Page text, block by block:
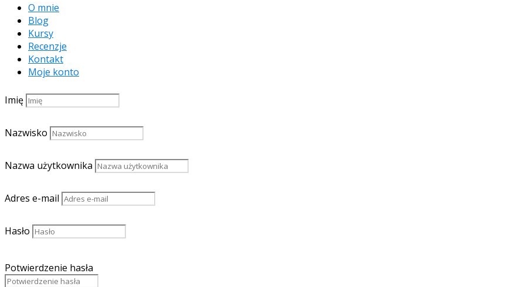
O mnie
Blog
Kursy
Recenzje
Kontakt
Moje konto
Imię
Nazwisko
Nazwa użytkownika
Adres e-mail
Hasło
Potwierdzenie hasła